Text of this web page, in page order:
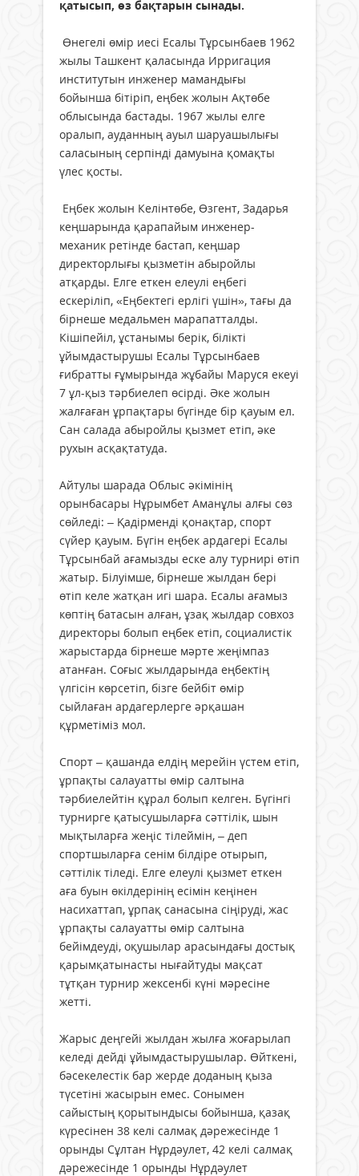
қатысып, өз бақтарын сынады.
Өнегелі өмір иесі Есалы Тұрсынбаев 1962
жылы Ташкент қаласында Ирригация
институтын инженер мамандығы
бойынша бітіріп, еңбек жолын Ақтөбе
облысында бастады. 1967 жылы елге
оралып, ауданның ауыл шаруашылығы
саласының серпінді дамуына қомақты
үлес қосты.
Еңбек жолын Келінтөбе, Өзгент, Задарья
кеңшарында қарапайым инженер-
механик ретінде бастап, кеңшар
директорлығы қызметін абыройлы
атқарды. Елге еткен елеулі еңбегі
ескеріліп, «Еңбектегі ерлігі үшін», тағы да
бірнеше медальмен марапатталды.
Кішіпейіл, ұстанымы берік, білікті
ұйымдастырушы Есалы Тұрсынбаев
ғибратты ғұмырында жұбайы Маруся екеуі
7 ұл-қыз тәрбиелеп өсірді. Әке жолын
жалғаған ұрпақтары бүгінде бір қауым ел.
Сан салада абыройлы қызмет етіп, әке
рухын асқақтатуда.
Айтулы шарада Облыс әкімінің
орынбасары Нұрымбет Аманұлы алғы сөз
сөйледі: – Қадірменді қонақтар, спорт
сүйер қауым. Бүгін еңбек ардагері Есалы
Тұрсынбай ағамызды еске алу турнирі өтіп
жатыр. Білуімше, бірнеше жылдан бері
өтіп келе жатқан игі шара. Есалы ағамыз
көптің батасын алған, ұзақ жылдар совхоз
директоры болып еңбек етіп, социалистік
жарыстарда бірнеше мәрте жеңімпаз
атанған. Соғыс жылдарында еңбектің
үлгісін көрсетіп, бізге бейбіт өмір
сыйлаған ардагерлерге әрқашан
құрметіміз мол.
Спорт – қашанда елдің мерейін үстем етіп,
ұрпақты салауатты өмір салтына
тәрбиелейтін құрал болып келген. Бүгінгі
турнирге қатысушыларға сәттілік, шын
мықтыларға жеңіс тілеймін, – деп
спортшыларға сенім білдіре отырып,
сәттілік тіледі. Елге елеулі қызмет еткен
аға буын өкілдерінің есімін кеңінен
насихаттап, ұрпақ санасына сіңіруді, жас
ұрпақты салауатты өмір салтына
бейімдеуді, оқушылар арасындағы достық
қарымқатынасты нығайтуды мақсат
тұтқан турнир жексенбі күні мәресіне
жетті.
Жарыс деңгейі жылдан жылға жоғарылап
келеді дейді ұйымдастырушылар. Өйткені,
бәсекелестік бар жерде доданың қыза
түсетіні жасырын емес. Сонымен
сайыстың қорытындысы бойынша, қазақ
күресінен 38 келі салмақ дәрежесінде 1
орынды Сұлтан Нұрдәулет, 42 келі салмақ
дәрежесінде 1 орынды Нұрдәулет